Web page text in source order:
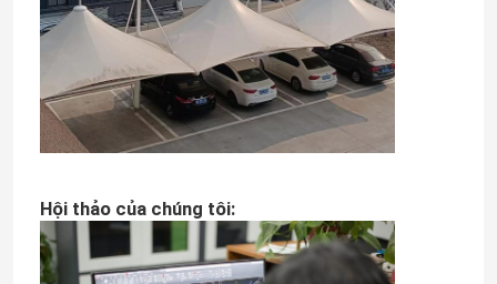
Hội thảo của chúng tôi: